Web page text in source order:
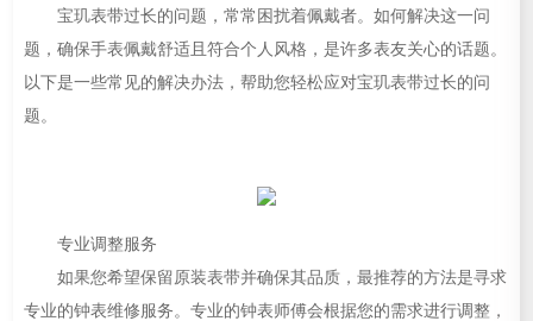
宝玑表带过长的问题，常常困扰着佩戴者。如何解决这一问
题，确保手表佩戴舒适且符合个人风格，是许多表友关心的话题。
以下是一些常见的解决办法，帮助您轻松应对宝玑表带过长的问
题。
专业调整服务
如果您希望保留原装表带并确保其品质，最推荐的方法是寻求
专业的钟表维修服务。专业的钟表师傅会根据您的需求进行调整，